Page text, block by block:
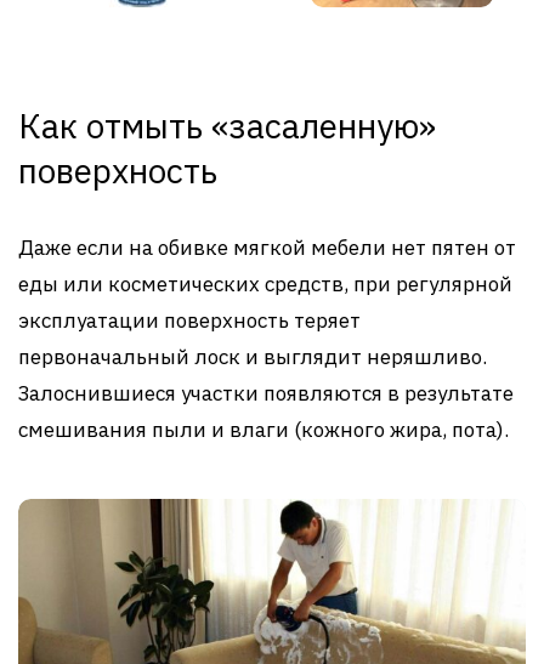
Как отмыть «засаленную»
поверхность
Даже если на обивке мягкой мебели нет пятен от
еды или косметических средств, при регулярной
эксплуатации поверхность теряет
первоначальный лоск и выглядит неряшливо.
Залоснившиеся участки появляются в результате
смешивания пыли и влаги (кожного жира, пота).